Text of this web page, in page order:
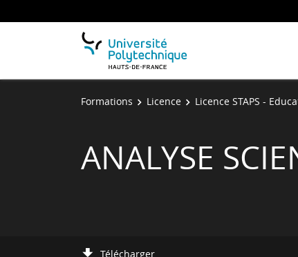
Formations Licence Licence STAPS -
ANALYSE
Télécharger